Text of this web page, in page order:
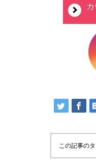
この記事の